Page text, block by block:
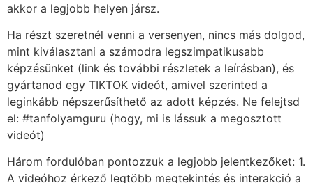
akkor a legjobb helyen jársz.
Ha részt szeretnél venni a versenyen, nincs más dolgod,
mint kiválasztani a számodra legszimpatikusabb
képzésünket (link és további részletek a leírásban), és
gyártanod egy TIKTOK videót, amivel szerinted a
leginkább népszerűsíthető az adott képzés. Ne felejtsd
el: #tanfolyamguru (hogy, mi is lássuk a megosztott
videót)
Három fordulóban pontozzuk a legjobb jelentkezőket: 1.
A videóhoz érkező legtöbb megtekintés és interakció a